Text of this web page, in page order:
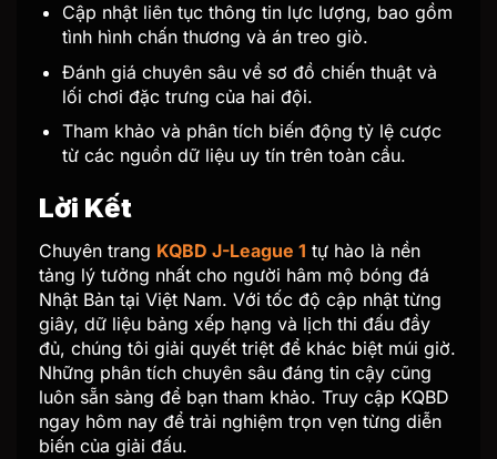
Cập nhật liên tục thông tin lực lượng, bao gồm
tình hình chấn thương và án treo giò.
Đánh giá chuyên sâu về sơ đồ chiến thuật và
lối chơi đặc trưng của hai đội.
Tham khảo và phân tích biến động tỷ lệ cược
từ các nguồn dữ liệu uy tín trên toàn cầu.
Lời Kết
Chuyên trang KQBD J-League 1 tự hào là nền
tảng lý tưởng nhất cho người hâm mộ bóng đá
Nhật Bản tại Việt Nam. Với tốc độ cập nhật từng
giây, dữ liệu bảng xếp hạng và lịch thi đấu đầy
đủ, chúng tôi giải quyết triệt để khác biệt múi giờ.
Những phân tích chuyên sâu đáng tin cậy cũng
luôn sẵn sàng để bạn tham khảo. Truy cập KQBD
ngay hôm nay để trải nghiệm trọn vẹn từng diễn
biến của giải đấu.